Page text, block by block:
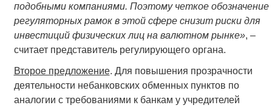
подобными компаниями. Поэтому четкое обозначение
регуляторных рамок в этой сфере снизит риски для
инвестиций физических лиц на валютном рынке», –
считает представитель регулирующего органа.
Второе предложение. Для повышения прозрачности
деятельности небанковских обменных пунктов по
аналогии с требованиями к банкам у учредителей